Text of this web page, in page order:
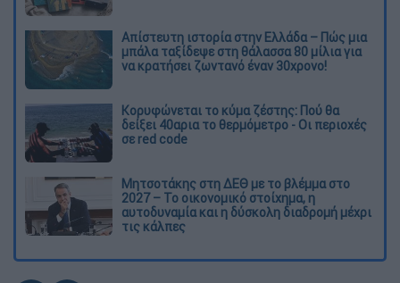
Απίστευτη ιστορία στην Ελλάδα – Πώς μια
μπάλα ταξίδεψε στη θάλασσα 80 μίλια για
να κρατήσει ζωντανό έναν 30χρονο!
Κορυφώνεται το κύμα ζέστης: Πού θα
δείξει 40αρια το θερμόμετρο - Οι περιοχές
σε red code
Μητσοτάκης στη ΔΕΘ με το βλέμμα στο
2027 – Το οικονομικό στοίχημα, η
αυτοδυναμία και η δύσκολη διαδρομή μέχρι
τις κάλπες